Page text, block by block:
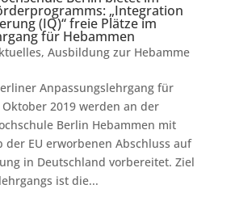
„Integration
(IQ)“ freie Plätze im
für Hebammen
, Ausbildung zur Hebamme
Anpassungslehrgang für
2019 werden an der
Berlin Hebammen mit
EU erworbenen Abschluss auf
in Deutschland vorbereitet. Ziel
ist die...